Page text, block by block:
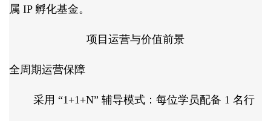
属 IP 孵化基金。​
项目运营与价值前景​
全周期运营保障​
采用 “1+1+N” 辅导模式：每位学员配备 1 名行